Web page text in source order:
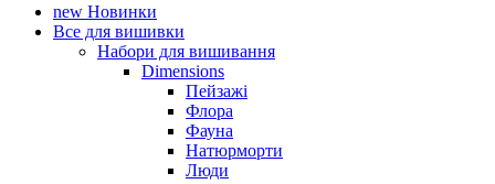
new Новинки
Все для вишивки
Набори для вишивання
Dimensions
Пейзажі
Флора
Фауна
Натюрморти
Люди